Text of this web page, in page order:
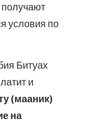
условия по
Битуах
и
(мааник)
на